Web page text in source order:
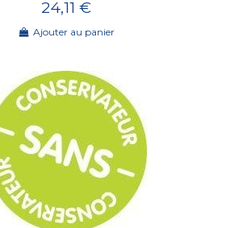
24,11 €
Ajouter au panier